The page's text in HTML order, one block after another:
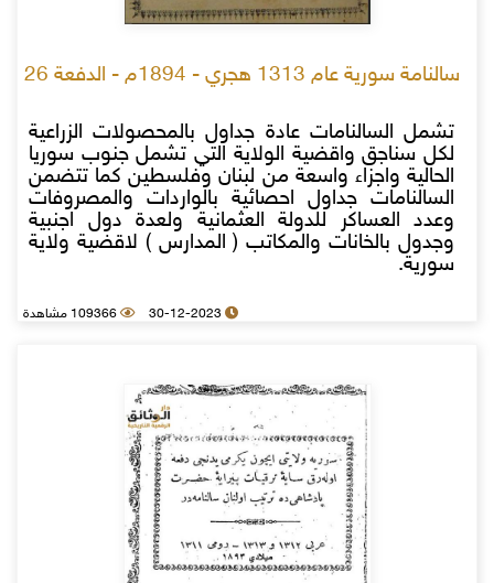
سالنامة سورية عام 1313 هجري - 1894م - الدفعة 26
تشمل السالنامات عادة جداول بالمحصولات الزراعية
لكل سناجق واقضية الولاية التي تشمل جنوب سوريا
الحالية واجزاء واسعة من لبنان وفلسطين كما تتضمن
السالنامات جداول احصائية بالواردات والمصروفات
وعدد العساكر للدولة العثمانية ولعدة دول اجنبية
وجدول بالخانات والمكاتب ( المدارس ) لاقضية ولاية
سورية.
30-12-2023 109366 مشاهدة